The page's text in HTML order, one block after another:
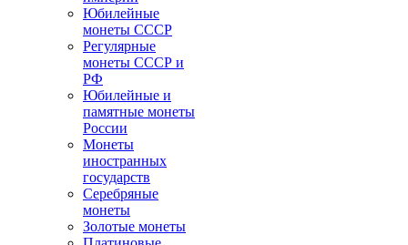
Юбилейные
монеты СССР
Регулярные
монеты СССР и
РФ
Юбилейные и
памятные монеты
России
Монеты
иностранных
государств
Серебряные
монеты
Золотые монеты